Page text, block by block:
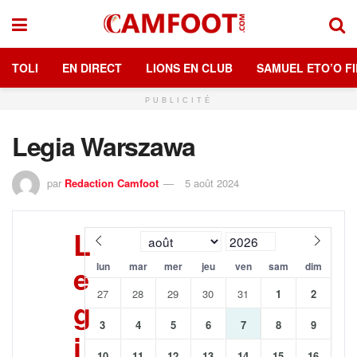
TOLI EN DIRECT LIONS EN CLUB SAMUEL ETO’O
PUBLICITÉ
Legia Warszawa
par Redaction Camfoot 5 août 2024
L
e
g
i
lun mar mer jeu ven sam dim
27 28 29 30 31 1 2
3 4 5 6 7 8 9